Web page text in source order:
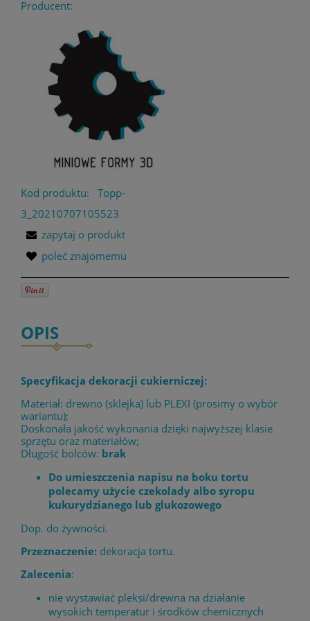
Producent:
Kod produktu:
Topp-
3_20210707105523
zapytaj o produkt
poleć znajomemu
OPIS
Specyfikacja dekoracji cukierniczej:
Materiał: drewno (sklejka) lub PLEXI (prosimy o wybór
wariantu);
Doskonała jakość wykonania dzięki najwyższej klasie
sprzętu oraz materiałów;
Długość bolców: brak
Do umieszczenia napisu na boku tortu
polecamy użycie czekolady albo syropu
kukurydzianego lub glukozowego
Dop. do żywności.
Przeznaczenie: dekoracja tortu.
Zalecenia:
nie wystawiać pleksi/drewna na działanie
wysokich temperatur i środków chemicznych